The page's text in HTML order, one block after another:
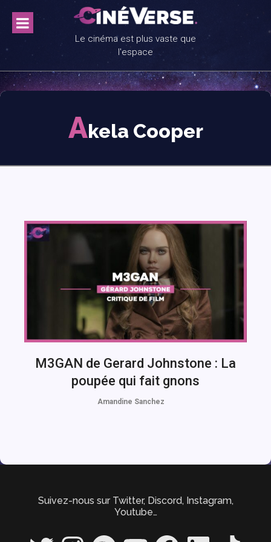
content
Le cinéma est plus vaste que
l'espace
Akela Cooper
M3GAN de Gerard Johnstone : La
poupée qui fait gnons
Amandine Sanchez
Suivez-nous sur Twitter, Discord, Instagram,
Youtube…
Twitter InstagramSpotify YouTube FacebookLinkedIn TikTok